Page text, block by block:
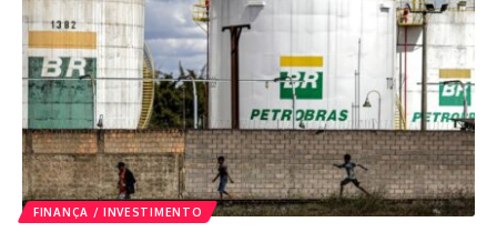
FINANÇA / INVESTIMENTO